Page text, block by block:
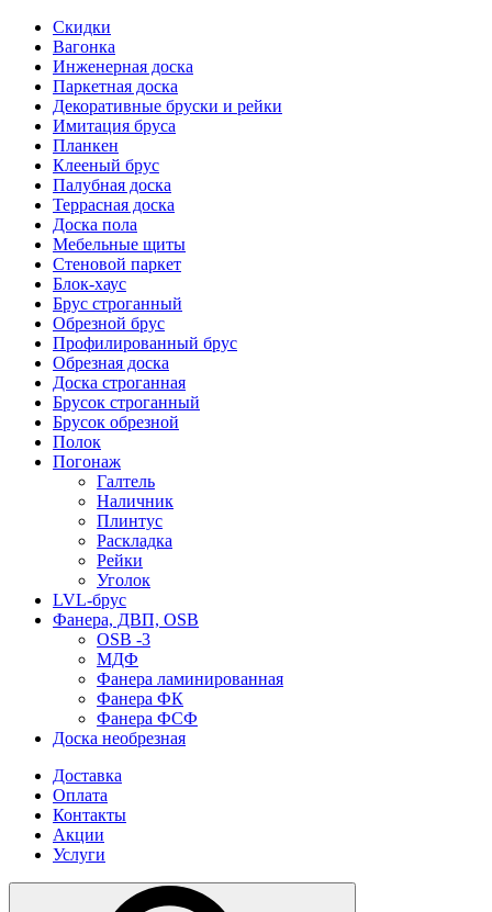
Скидки
Вагонка
Инженерная доска
Паркетная доска
Декоративные бруски и рейки
Имитация бруса
Планкен
Клееный брус
Палубная доска
Террасная доска
Доска пола
Мебельные щиты
Стеновой паркет
Блок-хаус
Брус строганный
Обрезной брус
Профилированный брус
Обрезная доска
Доска строганная
Брусок строганный
Брусок обрезной
Полок
Погонаж
Галтель
Наличник
Плинтус
Раскладка
Рейки
Уголок
LVL-брус
Фанера, ДВП, OSB
OSB -3
МДФ
Фанера ламинированная
Фанера ФК
Фанера ФСФ
Доска необрезная
Доставка
Оплата
Контакты
Акции
Услуги